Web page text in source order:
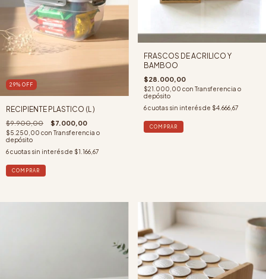
29% OFF
RECIPIENTE PLASTICO (L )
$9.900,00 $7.000,00
$5.250,00 con Transferencia o
depósito
6cuotas sin interés de $1.166,67
FRASCOS DE ACRILICO Y
BAMBOO
$28.000,00
$21.000,00 con Transferencia o
depósito
6 cuotas sin interés de $4.666,67
COMPRAR